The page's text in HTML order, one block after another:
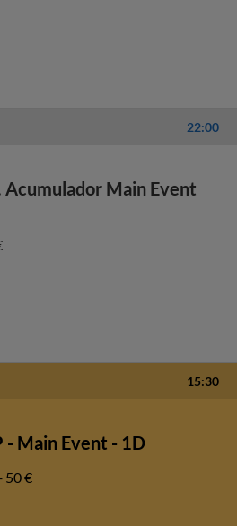
22:00
Acumulador Main Event
15:30
- Main Event - 1D
50 €